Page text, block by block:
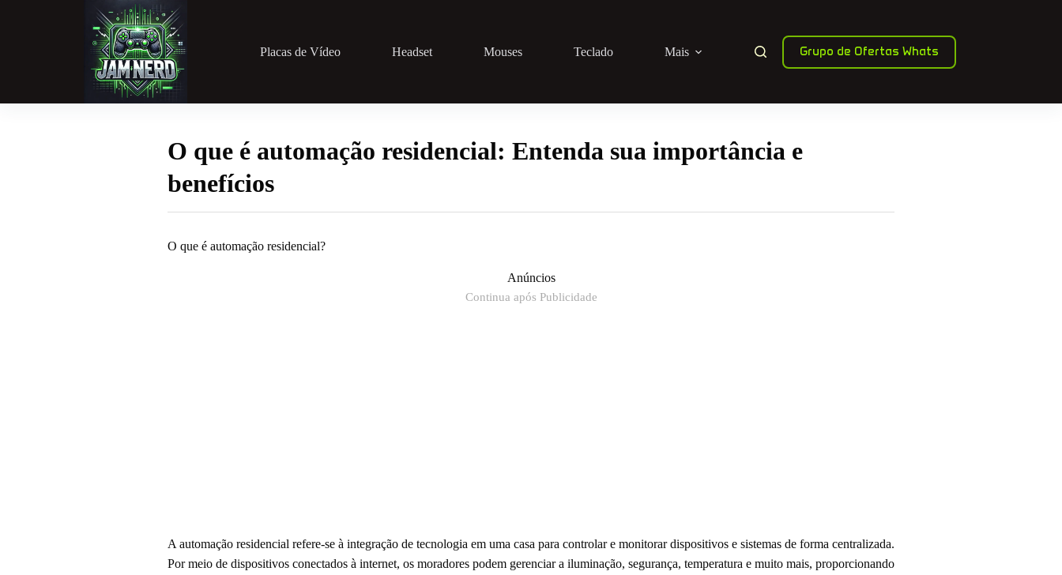
Placas de Vídeo Headset Mouses Teclado Mais Grupo de Ofertas Whats
O que é automação residencial: Entenda sua importância e
benefícios
O que é automação residencial?
Anúncios
Continua após Publicidade
A automação residencial refere-se à integração de tecnologia em uma casa para controlar e monitorar dispositivos e sistemas de forma centralizada.
Por meio de dispositivos conectados à internet, os moradores podem gerenciar a iluminação, segurança, temperatura e muito mais, proporcionando